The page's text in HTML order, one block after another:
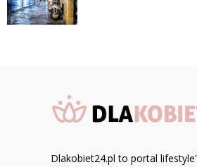
Dlakobiet24.pl to portal